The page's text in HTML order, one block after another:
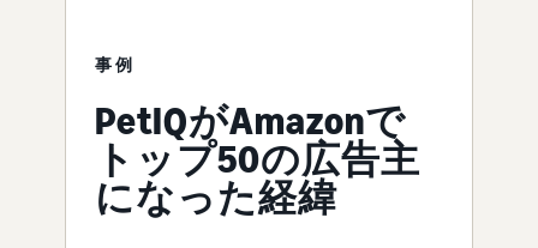
事例
PetIQがAmazonで
トップ50の広告主
になった経緯